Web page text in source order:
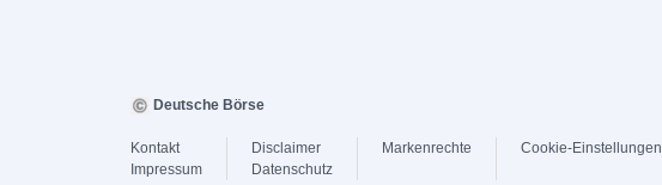
Deutsche Börse
Kontakt
Impressum
Disclaimer
Datenschutz
Markenrechte Cookie-Einstellungen